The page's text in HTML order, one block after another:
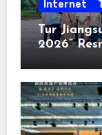
Internet
Tur
2026”